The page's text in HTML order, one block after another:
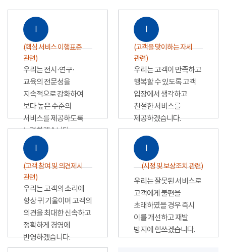
Ⅰ
(핵심 서비스 이행표준
관련)
우리는 전시·연구·
교육의 전문성을
지속적으로 강화하여
보다 높은 수준의
서비스를 제공하도록
노력하겠습니다.
Ⅰ
(고객을 맞이하는 자세
관련)
우리는 고객이 만족하고
행복할 수 있도록 고객
입장에서 생각하고
친절한 서비스를
제공하겠습니다.
Ⅰ
(고객 참여 및 의견제시
관련)
우리는 고객의 소리에
항상 귀 기울이며 고객의
의견을 최대한 신속하고
정확하게 경영에
반영하겠습니다.
Ⅰ
(시정 및 보상조치 관련)
우리는 잘못된 서비스로
고객에게 불편을
초래하였을 경우 즉시
이를 개선하고 재발
방지에 힘쓰겠습니다.